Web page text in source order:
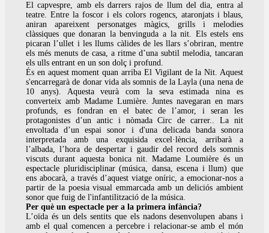
El capvespre, amb els darrers rajos de llum del dia, entra al
teatre. Entre la foscor i els colors rogencs, ataronjats i blaus,
aniran apareixent personatges màgics, grills i melodies
clàssiques que donaran la benvinguda a la nit. Els estels ens
picaran l’ullet i les llums càlides de les llars s’obriran, mentre
els més menuts de casa, a ritme d’una subtil melodia, tancaran
els ulls entrant en un son dolç i profund.
És en aquest moment quan arriba El Vigilant de la Nit. Aquest
s'encarregarà de donar vida als somnis de la Layla (una nena de
10 anys). Aquesta veurà com la seva estimada nina es
converteix amb Madame Lumière. Juntes navegaran en mars
profunds, es fondran en el batec de l’amor, i seran les
protagonistes d’un antic i nòmada Circ de carrer.. La nit
envoltada d’un espai sonor i d'una delicada banda sonora
interpretada amb una exquisida excel·lència, arribarà a
l’albada, l’hora de despertar i gaudir del record dels somnis
viscuts durant aquesta bonica nit. Madame Loumière és un
espectacle pluridisciplinar (música, dansa, escena i llum) que
ens abocarà, a través d’aquest viatge oníric, a emocionar-nos a
partir de la poesia visual emmarcada amb un deliciós ambient
sonor que fuig de l'infantilització de la música.
Per què un espectacle per a la primera infància?
L’oïda és un dels sentits que els nadons desenvolupen abans i
amb el qual comencen a percebre i relacionar-se amb el món